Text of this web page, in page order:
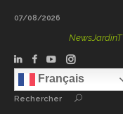
07/08/2026
NewsJardinTV
Français
Rechercher